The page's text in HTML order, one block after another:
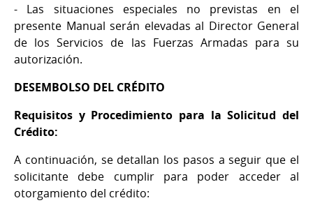
- Las situaciones especiales no previstas en el
presente Manual serán elevadas al Director General
de los Servicios de las Fuerzas Armadas para su
autorización.
DESEMBOLSO DEL CRÉDITO
Requisitos y Procedimiento para la Solicitud del
Crédito:
A continuación, se detallan los pasos a seguir que el
solicitante debe cumplir para poder acceder al
otorgamiento del crédito: